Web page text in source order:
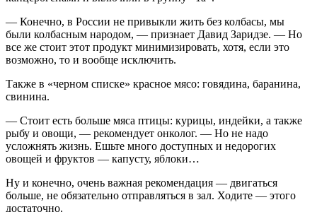
— Конечно, в России не привыкли жить без колбасы, мы
были колбасным народом, — признает Давид Заридзе. — Но
все же стоит этот продукт минимизировать, хотя, если это
возможно, то и вообще исключить.
Также в «черном списке» красное мясо: говядина, баранина,
свинина.
— Стоит есть больше мяса птицы: курицы, индейки, а также
рыбу и овощи, — рекомендует онколог. — Но не надо
усложнять жизнь. Ешьте много доступных и недорогих
овощей и фруктов — капусту, яблоки…
Ну и конечно, очень важная рекомендация — двигаться
больше, не обязательно отправляться в зал. Ходите — этого
достаточно.